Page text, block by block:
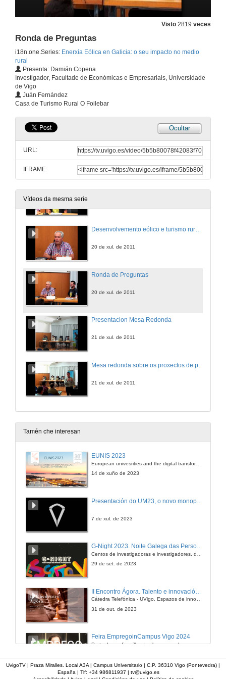
Visto 2819 veces
Ronda de Preguntas
i18n.one.Series: Enerxía Eólica en Galicia: o seu impacto no medio
rural
Presenta: Damián Copena
Investigador, Facultade de Económicas e Empresariais, Universidade
de Vigo
Juán Fernández
Casa de Turismo Rural O Foilebar
Ocultar
URL:
IFRAME:
Vídeos da mesma serie
20 de xul. de 2011
Desenvolvemento eólico e turismo rural: O Caso de Foilebar
20 de xul. de 2011
Ronda de Preguntas
20 de xul. de 2011
Presentacion Mesa Redonda
21 de xul. de 2011
21 de xul. de 2011
Tamén che interesan
EUNIS 2023
European univesrities and the digital transformation: challenges and opportunities ahead
14 de xuño de 2023
7 de xul. de 2023
G-Night 2023. Noite Galega das Persoas Investigadoras. Conciencias creativas
29 de set. de 2023
Cátedra Telefónica - UVigo. Espazos de innovación
31 de out. de 2023
Feira EmpregoinCampus Vigo 2024
Preto de medio millar de alumnas e alumnos buscan coñecer máis de preto as oportunidades que lles achegan as arredor de medio cento de empresas que participan na edición viguesa da feira. Xunto coa visita aos stands, durante a feria desenvólvense varias actividades complementarias, como obradoiros, conversas, mesas redondas ou o pasaporte de empregabilidade, un espazo no que poderán recibir asesoramento sobre o seu CV.
UvigoTV | Praza Miralles. Local A3A | Campus Universitario | C.P. 36310 Vigo (Pontevedra) |
España | Tlf: +34 986811937 | tv@uvigo.es